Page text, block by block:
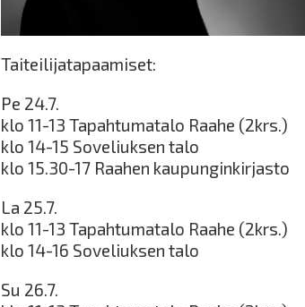
Taiteilijatapaamiset:
Pe 24.7.
klo 11-13 Tapahtumatalo Raahe (2krs.)
klo 14-15 Soveliuksen talo
klo 15.30-17 Raahen kaupunginkirjasto
La 25.7.
klo 11-13 Tapahtumatalo Raahe (2krs.)
klo 14-16 Soveliuksen talo
Su 26.7.